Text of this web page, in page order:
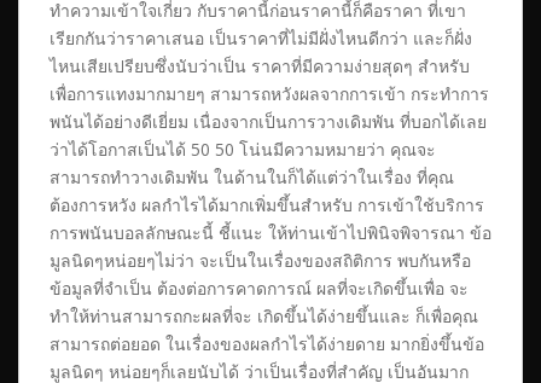
ทำความเข้าใจเกี่ยว กับราคานี้ก่อนราคานี้ก็คือราคา ที่เขา
เรียกกันว่าราคาเสนอ เป็นราคาที่ไม่มีฝั่งไหนดีกว่า และก็ฝั่ง
ไหนเสียเปรียบซึ่งนับว่าเป็น ราคาที่มีความง่ายสุดๆ สำหรับ
เพื่อการแทงมากมายๆ สามารถหวังผลจากการเข้า กระทำการ
พนันได้อย่างดีเยี่ยม เนื่องจากเป็นการวางเดิมพัน ที่บอกได้เลย
ว่าได้โอกาสเป็นได้ 50 50 โน่นมีความหมายว่า คุณจะ
สามารถทำวางเดิมพัน ในด้านในก็ได้แต่ว่าในเรื่อง ที่คุณ
ต้องการหวัง ผลกำไรได้มากเพิ่มขึ้นสำหรับ การเข้าใช้บริการ
การพนันบอลลักษณะนี้ ชี้แนะ ให้ท่านเข้าไปพินิจพิจารณา ข้อ
มูลนิดๆหน่อยๆไม่ว่า จะเป็นในเรื่องของสถิติการ พบกันหรือ
ข้อมูลที่จำเป็น ต้องต่อการคาดการณ์ ผลที่จะเกิดขึ้นเพื่อ จะ
ทำให้ท่านสามารถกะผลที่จะ เกิดขึ้นได้ง่ายขึ้นและ ก็เพื่อคุณ
สามารถต่อยอด ในเรื่องของผลกำไรได้ง่ายดาย มากยิ่งขึ้นข้อ
มูลนิดๆ หน่อยๆก็เลยนับได้ ว่าเป็นเรื่องที่สำคัญ เป็นอันมาก